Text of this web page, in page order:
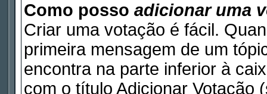
Como posso adicionar uma
Criar uma votação é fácil.
primeira mensagem de um
encontra na parte inferior à
com o título Adicionar Votação